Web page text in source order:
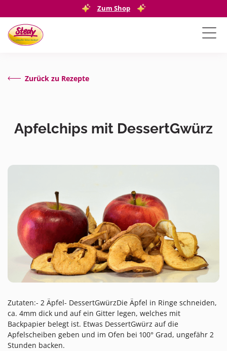
Zum Shop
Zurück zu Rezepte
Apfelchips mit DessertGwürz
Zutaten:- 2 Äpfel- DessertGwürzDie Äpfel in Ringe schneiden,
ca. 4mm dick und auf ein Gitter legen, welches mit
Backpapier belegt ist. Etwas DessertGwürz auf die
Apfelscheiben geben und im Ofen bei 100° Grad, ungefähr 2
Stunden backen.